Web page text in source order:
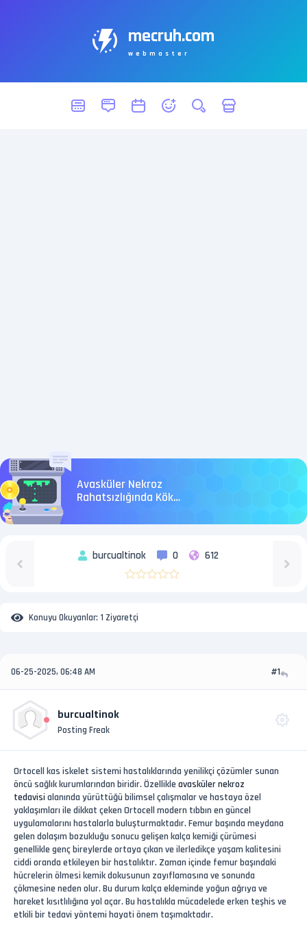
mecruh.com
webmaster
Avasküler Nekroz
Rahatsızlığında Kök
burcualtinok 0 612
Konuyu Okuyanlar: 1 Ziyaretçi
06-25-2025, 06:48 AM #1
burcualtinok
Posting Freak
Ortocell kas iskelet sistemi hastalıklarında yenilikçi çözümler sunan
öncü sağlık kurumlarından biridir. Özellikle avasküler nekroz
tedavisi alanında yürüttüğü bilimsel çalışmalar ve hastaya özel
yaklaşımları ile dikkat çeken Ortocell modern tıbbın en güncel
uygulamalarını hastalarla buluşturmaktadır. Femur başında meydana
gelen dolaşım bozukluğu sonucu gelişen kalça kemiği çürümesi
genellikle genç bireylerde ortaya çıkan ve ilerledikçe yaşam kalitesini
ciddi oranda etkileyen bir hastalıktır. Zaman içinde femur başındaki
hücrelerin ölmesi kemik dokusunun zayıflamasına ve sonunda
çökmesine neden olur. Bu durum kalça ekleminde yoğun ağrıya ve
hareket kısıtlılığına yol açar. Bu hastalıkla mücadelede erken teşhis ve
etkili bir tedavi yöntemi hayati önem taşımaktadır.